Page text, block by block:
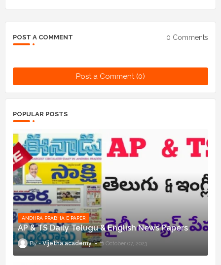
POST A COMMENT 0 Comments
Post a Comment (0)
POPULAR POSTS
ANDHRA PRABHA E PAPER
AP & TS Daily Telugu & English News Papers
Vijetha academy October 07, 2023